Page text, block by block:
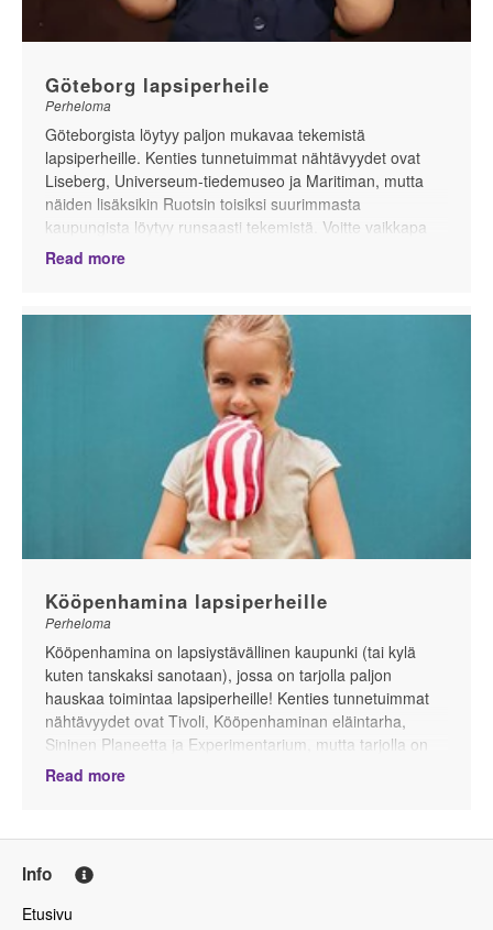
Göteborg lapsiperheile
Perheloma
Göteborgista löytyy paljon mukavaa tekemistä
lapsiperheille. Kenties tunnetuimmat nähtävyydet ovat
Liseberg, Universeum-tiedemuseo ja Maritiman, mutta
näiden lisäksikin Ruotsin toisiksi suurimmasta
kaupungista löytyy runsaasti tekemistä. Voitte vaikkapa
vierailla Alfons Åbergin Kulttuuritalolla, leikkiä ja
Read more
Kööpenhamina lapsiperheille
Perheloma
Kööpenhamina on lapsiystävällinen kaupunki (tai kylä
kuten tanskaksi sanotaan), jossa on tarjolla paljon
hauskaa toimintaa lapsiperheille! Kenties tunnetuimmat
nähtävyydet ovat Tivoli, Kööpenhaminan eläintarha,
Sininen Planeetta ja Experimentarium, mutta tarjolla on
myös monia ”tavallisia” museoita, joissa on lapsille
Read more
Info
Etusivu